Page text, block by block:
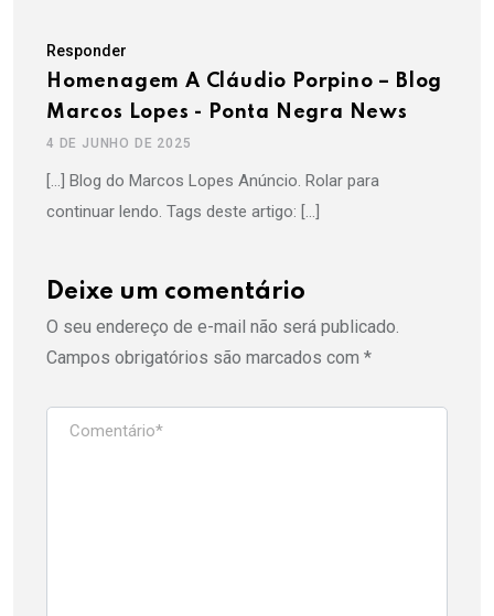
Responder
Homenagem A Cláudio Porpino – Blog
Marcos Lopes - Ponta Negra News
4 DE JUNHO DE 2025
[…] Blog do Marcos Lopes Anúncio. Rolar para
continuar lendo. Tags deste artigo: […]
Deixe um comentário
O seu endereço de e-mail não será publicado.
Campos obrigatórios são marcados com *